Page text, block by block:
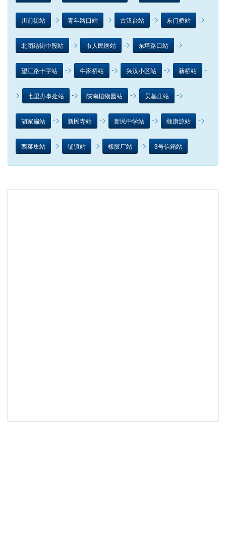
川前街站 -> 青年路口站 -> 古汉台站 -> 东门桥站 ->
北团结街中段站 -> 市人民医站 -> 东塔路口站 ->
望江路十字站 -> 牛家桥站 -> 兴汉小区站 -> 新桥站 -
> 七里办事处站 -> 陕南植物园站 -> 吴基庄站 ->
胡家扁站 -> 新民寺站 -> 新民中学站 -> 颐康源站 ->
西菜集站 -> 铺镇站 -> 橡胶厂站 -> 3号信箱站